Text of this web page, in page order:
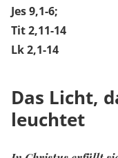
Jes 9,1-6;
Tit 2,11-14
Lk 2,1-14
Das Licht,
leuchtet